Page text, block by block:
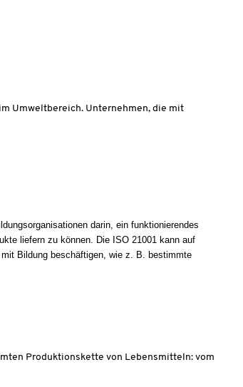
Umweltbereich. Unternehmen, die mit
darin, ein funktionierendes
liefern zu können. Die ISO 21001 kann auf
Bildung beschäftigen, wie z. B. bestimmte
Produktionskette von Lebensmitteln: vom